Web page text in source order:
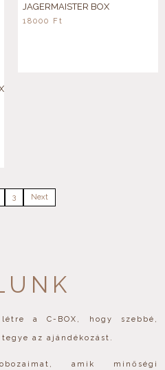
JAGERMAISTER BOX
18000 Ft
3 Next
a C-BOX, hogy szebbé,
az ajándékozást.
amik minőségi